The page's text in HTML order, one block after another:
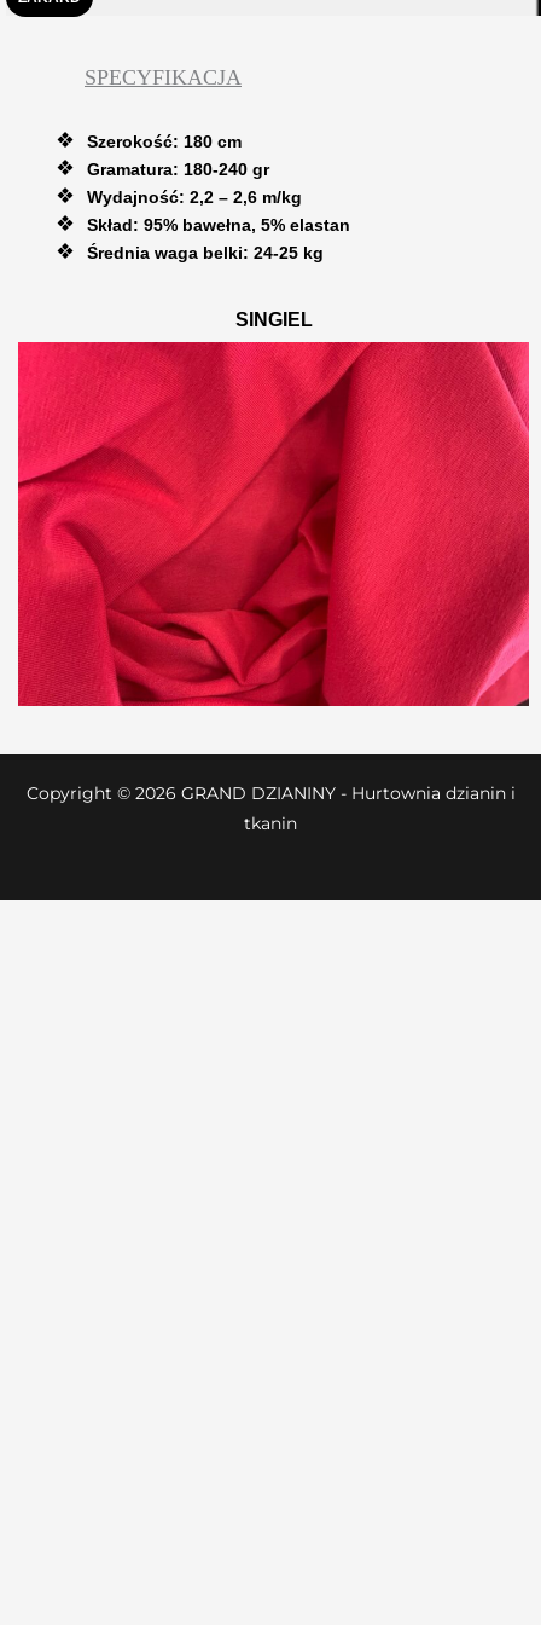
SPECYFIKACJA
Szerokość: 180 cm
Gramatura: 180-240 gr
Wydajność: 2,2 – 2,6 m/kg
Skład: 95% bawełna, 5% elastan
Średnia waga belki: 24-25 kg
SINGIEL
Copyright © 2026 GRAND DZIANINY - Hurtownia dzianin i
tkanin